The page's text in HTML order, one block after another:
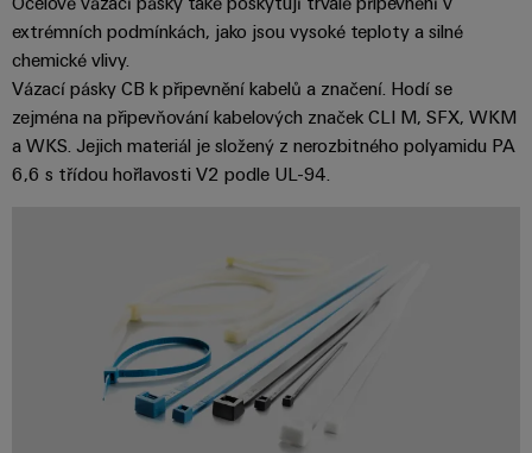
transformaci
Výrobci
zařízení
Inovativní
řešení
konektivity
digitální
řešení
pro
klimaticky
šetrnou
stroje
Software
Štítky
značení
osvětlení
Infrastruktura
skříněk
extrémních podmínkách, jako jsou vysoké teploty a silné
chemické vlivy.
Vázací pásky CB k připevnění kabelů a značení. Hodí se
zejména na připevňování kabelových značek CLI M, SFX, WKM
a WKS. Jejich materiál je složený z nerozbitného polyamidu PA
6,6 s třídou hořlavosti V2 podle UL-94.